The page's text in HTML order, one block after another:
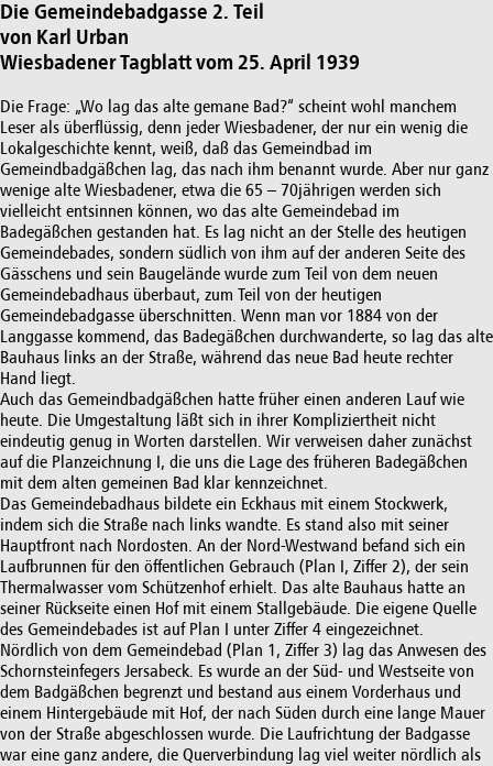
Die Gemeindebadgasse 2. Teil
von Karl Urban
Wiesbadener Tagblatt vom 25. April 1939
Die Frage: „Wo lag das alte gemane Bad?“ scheint wohl manchem
Leser als überflüssig, denn jeder Wiesbadener, der nur ein wenig die
Lokalgeschichte kennt, weiß, daß das Gemeindbad im
Gemeindbadgäßchen lag, das nach ihm benannt wurde. Aber nur ganz
wenige alte Wiesbadener, etwa die 65 – 70jährigen werden sich
vielleicht entsinnen können, wo das alte Gemeindebad im
Badegäßchen gestanden hat. Es lag nicht an der Stelle des heutigen
Gemeindebades, sondern südlich von ihm auf der anderen Seite des
Gässchens und sein Baugelände wurde zum Teil von dem neuen
Gemeindebadhaus überbaut, zum Teil von der heutigen
Gemeindebadgasse überschnitten. Wenn man vor 1884 von der
Langgasse kommend, das Badegäßchen durchwanderte, so lag das alte
Bauhaus links an der Straße, während das neue Bad heute rechter
Hand liegt.
Auch das Gemeindbadgäßchen hatte früher einen anderen Lauf wie
heute. Die Umgestaltung läßt sich in ihrer Kompliziertheit nicht
eindeutig genug in Worten darstellen. Wir verweisen daher zunächst
auf die Planzeichnung I, die uns die Lage des früheren Badegäßchen
mit dem alten gemeinen Bad klar kennzeichnet.
Das Gemeindebadhaus bildete ein Eckhaus mit einem Stockwerk,
indem sich die Straße nach links wandte. Es stand also mit seiner
Hauptfront nach Nordosten. An der Nord-Westwand befand sich ein
Laufbrunnen für den öffentlichen Gebrauch (Plan I, Ziffer 2), der sein
Thermalwasser vom Schützenhof erhielt. Das alte Bauhaus hatte an
seiner Rückseite einen Hof mit einem Stallgebäude. Die eigene Quelle
des Gemeindebades ist auf Plan I unter Ziffer 4 eingezeichnet.
Nördlich von dem Gemeindebad (Plan 1, Ziffer 3) lag das Anwesen des
Schornsteinfegers Jersabeck. Es wurde an der Süd- und Westseite von
dem Badgäßchen begrenzt und bestand aus einem Vorderhaus und
einem Hintergebäude mit Hof, der nach Süden durch eine lange Mauer
von der Straße abgeschlossen wurde. Die Laufrichtung der Badgasse
war eine ganz andere, die Querverbindung lag viel weiter nördlich als